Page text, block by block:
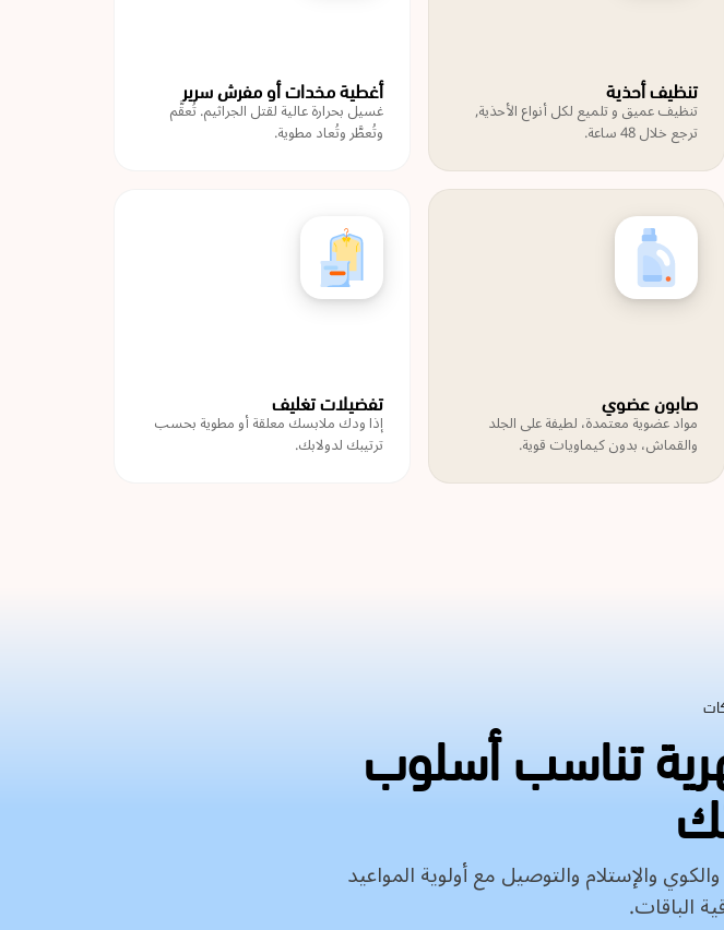
تنظيف أحذية
تنظيف عميق و تلميع لكل أنواع الأحذية,
ترجع خلال 48 ساعة.
أغطية مخدات أو مفرش سرير
غسيل بحرارة عالية لقتل الجراثيم. تُعقَّم
وتُعطَّر وتُعاد مطوية.
صابون عضوي
مواد عضوية معتمدة، لطيفة على الجلد
والقماش، بدون كيماويات قوية.
تفضيلات تغليف
إذا ودك ملابسك معلقة أو مطوية بحسب
ترتيبك لدولابك.
تناسب أسلوب
والإستلام والتوصيل مع أولوية المواعيد
الباقات.